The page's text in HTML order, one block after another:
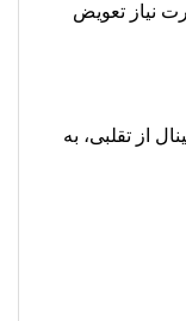
نیاز تعویض
از تقلبی، به